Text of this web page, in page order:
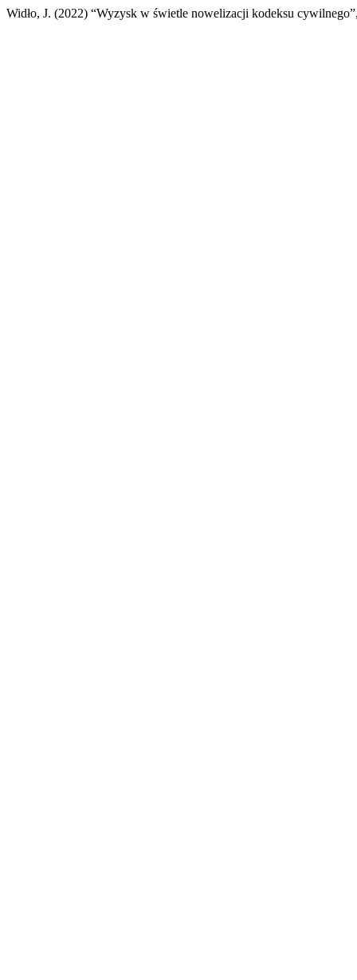
Widło, J. (2022) “Wyzysk w świetle nowelizacji kodeksu